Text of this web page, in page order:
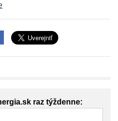
raz týždenne: